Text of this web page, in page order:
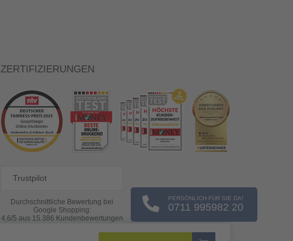
PERSÖNLICH FÜR SIE DA!
0711 995982 20
ZERTIFIZIERUNGEN
Trustpilot
Durchschnittliche Bewertung bei
Google Shopping:
4,6/5 aus 15.386 Kundenbewertungen